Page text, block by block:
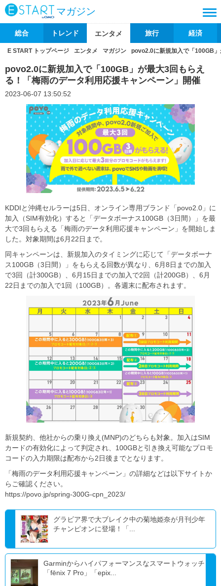
マガジン
総合 トレンド エンタメ 旅行 経済
E START トップページ エンタメ マガジン povo2.0に新規加入で「100GB
povo2.0に新規加入で「100GB」が最大3回もらえ
る！「梅雨のデータ利用応援キャンペーン」開催
2023-06-07 13:50:52
KDDIと沖縄セルラーは5日、オンライン専用ブランド「povo2.0」に
加入（SIM有効化）すると「データボーナス100GB（3日間）」を最
大で3回もらえる「梅雨のデータ利用応援キャンペーン」を開始しま
した。対象期間は6月22日まで。
同キャンペーンは、新規加入のタイミングに応じて「データボーナ
ス100GB（3日間）」をもらえる回数が異なり、6月8日までの加入
で3回（計300GB）、6月15日までの加入で2回（計200GB）、6月
22日までの加入で1回（100GB）。各週末に配布されます。
新規契約、他社からの乗り換え(MNP)のどちらも対象。加入はSIM
カードの有効化によって判定され、100GBと引き換え可能なプロモ
コードの入力期限は配布から2日後までとなります。
「梅雨のデータ利用応援キャンペーン」の詳細などは以下サイトか
らご確認ください。
https://povo.jp/spring-300G-cpn_2023/
グラビア界で大ブレイク中の菊地姫奈が月刊少年
チャンピオンに登場！「...
Garminからハイパフォーマンスなスマートウォッチ
「fēnix 7 Pro」「epix...